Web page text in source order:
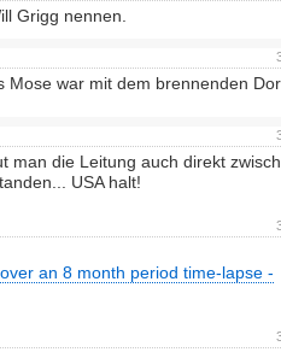
Grigg nennen.
Mose war mit dem brennenden
man die Leitung auch direkt
USA halt!
an 8 month period time-lapse -